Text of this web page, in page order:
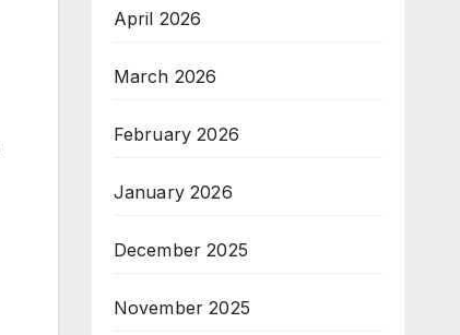
April 2026
March 2026
February 2026
January 2026
December 2025
November 2025